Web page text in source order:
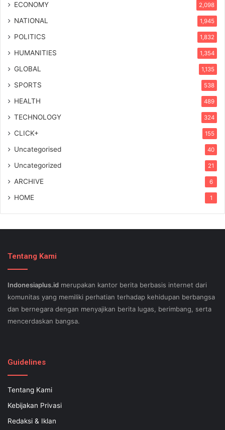
ECONOMY 2,098
NATIONAL 1,945
POLITICS 1,832
HUMANITIES 1,354
GLOBAL 1,135
SPORTS 538
HEALTH 489
TECHNOLOGY 324
CLICK+ 155
Uncategorised 40
Uncategorized 21
ARCHIVE 6
HOME 1
Tentang Kami
Indonesiaplus.id merupakan kantor berita berbasis internet dari
komunitas yang memiliki perhatian terhadap kehidupan berbangsa
dan bernegara dengan menyajikan berita lugas, berimbang, serta
mencerdaskan bangsa.
your small business stand out exam gst from the opposition and
Since the artwork of WEBSITE SEO is always adjusting, it's difficult
to know what your internet-site needs aid exam 500-551 and who
might be capable of executing what is important. Midas Web WEB
Guidelines
Tentang Kami
Kebijakan Privasi
Redaksi & Iklan